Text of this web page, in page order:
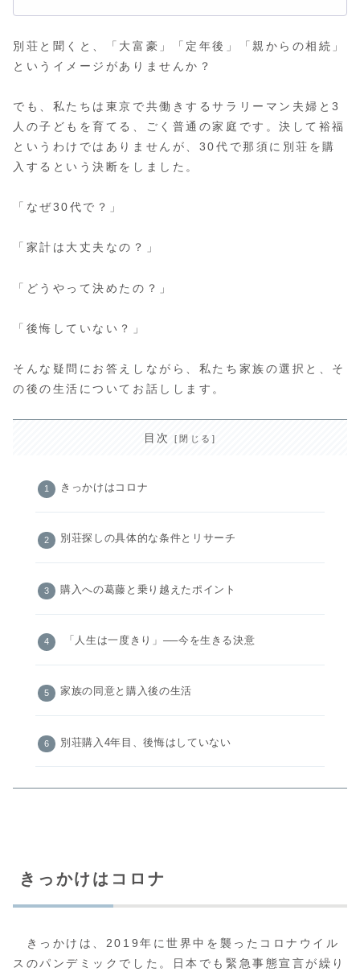
別荘と聞くと、「大富豪」「定年後」「親からの相続」
というイメージがありませんか？
でも、私たちは東京で共働きするサラリーマン夫婦と3
人の子どもを育てる、ごく普通の家庭です。決して裕福
というわけではありませんが、30代で那須に別荘を購
入するという決断をしました。
「なぜ30代で？」
「家計は大丈夫なの？」
「どうやって決めたの？」
「後悔していない？」
そんな疑問にお答えしながら、私たち家族の選択と、そ
の後の生活についてお話しします。
目次
きっかけはコロナ
別荘探しの具体的な条件とリサーチ
購入への葛藤と乗り越えたポイント
「人生は一度きり」──今を生きる決意
家族の同意と購入後の生活
別荘購入4年目、後悔はしていない
きっかけはコロナ
きっかけは、2019年に世界中を襲ったコロナウイル
スのパンデミックでした。日本でも緊急事態宣言が繰り